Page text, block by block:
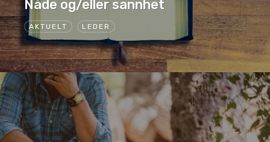
AKTUELT LEDER
Nåde og/eller sannhet